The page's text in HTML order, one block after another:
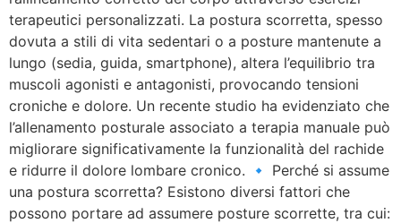
terapeutici personalizzati. La postura scorretta, spesso
dovuta a stili di vita sedentari o a posture mantenute a
lungo (sedia, guida, smartphone), altera l’equilibrio tra
muscoli agonisti e antagonisti, provocando tensioni
croniche e dolore. Un recente studio ha evidenziato che
l’allenamento posturale associato a terapia manuale può
migliorare significativamente la funzionalità del rachide
e ridurre il dolore lombare cronico. 🔹 Perché si assume
una postura scorretta? Esistono diversi fattori che
possono portare ad assumere posture scorrette, tra cui: